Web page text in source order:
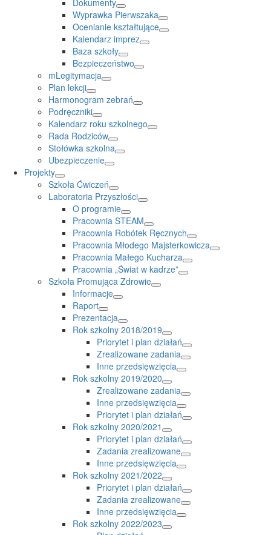
Dokumenty
Wyprawka Pierwszaka
Ocenianie kształtujące
Kalendarz imprez
Baza szkoły
Bezpieczeństwo
mLegitymacja
Plan lekcji
Harmonogram zebrań
Podręczniki
Kalendarz roku szkolnego
Rada Rodziców
Stołówka szkolna
Ubezpieczenie
Projekty
Szkoła Ćwiczeń
Laboratoria Przyszłości
O programie
Pracownia STEAM
Pracownia Robótek Ręcznych
Pracownia Młodego Majsterkowicza
Pracownia Małego Kucharza
Pracownia „Świat w kadrze”
Szkoła Promująca Zdrowie
Informacje
Raport
Prezentacja
Rok szkolny 2018/2019
Priorytet i plan działań
Zrealizowane zadania
Inne przedsięwzięcia
Rok szkolny 2019/2020
Zrealizowane zadania
Inne przedsięwzięcia
Priorytet i plan działań
Rok szkolny 2020/2021
Priorytet i plan działań
Zadania zrealizowane
Inne przedsięwzięcia
Rok szkolny 2021/2022
Priorytet i plan działań
Zadania zrealizowane
Inne przedsięwzięcia
Rok szkolny 2022/2023